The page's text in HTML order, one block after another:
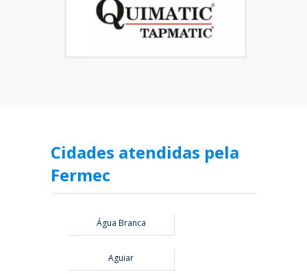
Cidades atendidas pela
Fermec
Água Branca
Aguiar